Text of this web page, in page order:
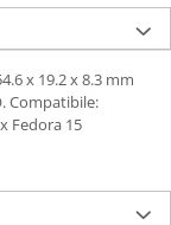
x 19.2 x 8.3 mm
Compatibile:
Fedora 15